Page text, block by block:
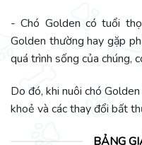
- Chó Golden có tuổi
Golden thường hay gặp
quá trình sống của chúng,
Do đó, khi nuôi chó
khoẻ và các thay đổi bất
BẢNG